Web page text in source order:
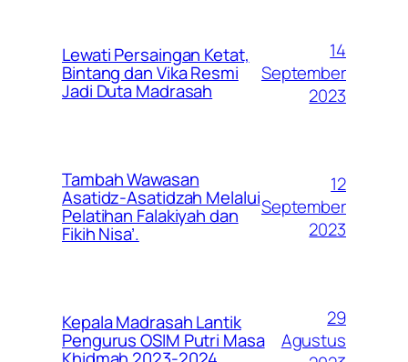
Lewati Persaingan Ketat,
Bintang dan Vika Resmi
Jadi Duta Madrasah
14
September
2023
Tambah Wawasan
Asatidz-Asatidzah Melalui
Pelatihan Falakiyah dan
Fikih Nisa’.
12
September
2023
Kepala Madrasah Lantik
Pengurus OSIM Putri Masa
29
Agustus